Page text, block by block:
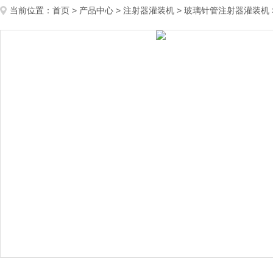
当前位置： 首页 > 产品中心 > 注射器灌装机 > 玻璃针管注射器灌装机